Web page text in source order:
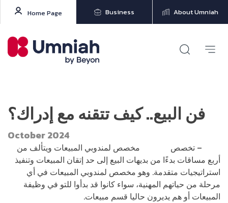
Home Page Business About Umniah
فن البيع.. كيف تتقنه مع إدراك؟
October 2024
– تخصص
مخصص لمندوبي المبيعات ويتألف من
أربع مساقات بدءًا من بديهات البيع إلى حد إتقان المبيعات وتنفيذ
استراتيجيات متقدمة. وهو مخصص لمندوبي المبيعات في أي
مرحلة من حياتهم المهنية، سواء كانوا قد بدأوا للتو في وظيفة
المبيعات أو هم يديرون حاليا قسم مبيعات.